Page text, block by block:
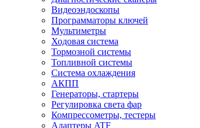
Видеоэндоскопы
Программаторы ключей
Мультиметры
Ходовая система
Тормозной системы
Топливной системы
Система охлаждения
АКПП
Генераторы, стартеры
Регулировка света фар
Компрессометры, тестеры
Адаптеры ATF